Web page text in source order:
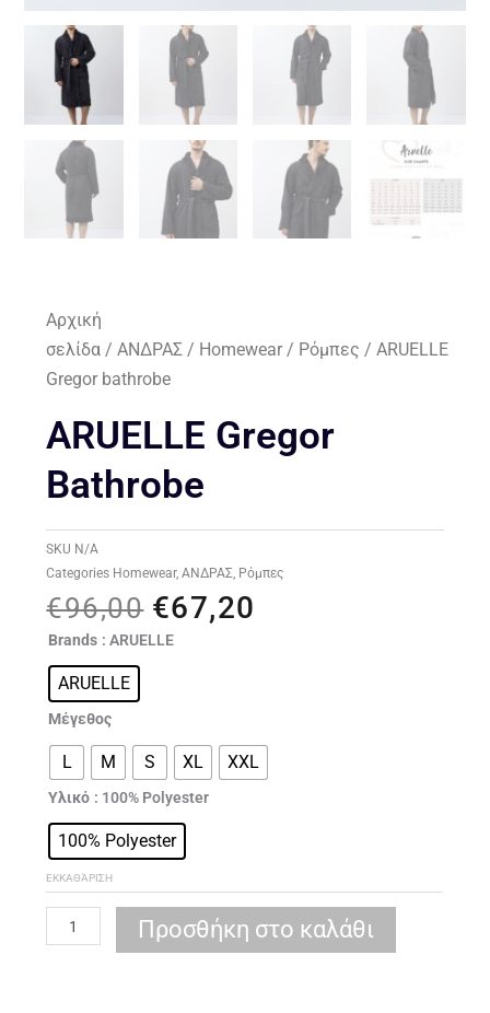
Αρχική
σελίδα /ΑΝΔΡΑΣ / Homewear / Ρόμπες / ARUELLE
Gregor bathrobe
ARUELLE Gregor
Bathrobe
SKU N/A
Categories Homewear,ΑΝΔΡΑΣ Ρόμπες
€96,00 Original
price
was:
€67,20
Brands : ARUELLE
ARUELLE
Μέγεθος
L M S XL XXL
Υλικό : 100% Polyester
100% Polyester
ΕΚΚΑΘΆΡΙΣΗ
ARUELLE
bathrobe
ποσότητα
Προσθήκη στο καλάθι